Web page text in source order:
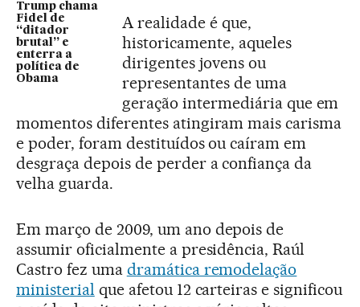
Trump chama
Fidel de
“ditador
brutal” e
enterra a
política de
Obama
A realidade é que,
historicamente, aqueles
dirigentes jovens ou
representantes de uma
geração intermediária que em
momentos diferentes atingiram mais carisma
e poder, foram destituídos ou caíram em
desgraça depois de perder a confiança da
velha guarda.
Em março de 2009, um ano depois de
assumir oficialmente a presidência, Raúl
Castro fez uma dramática remodelação
ministerial que afetou 12 carteiras e significou